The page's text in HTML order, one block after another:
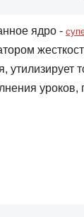
ядро -
утилизирует
уроков,